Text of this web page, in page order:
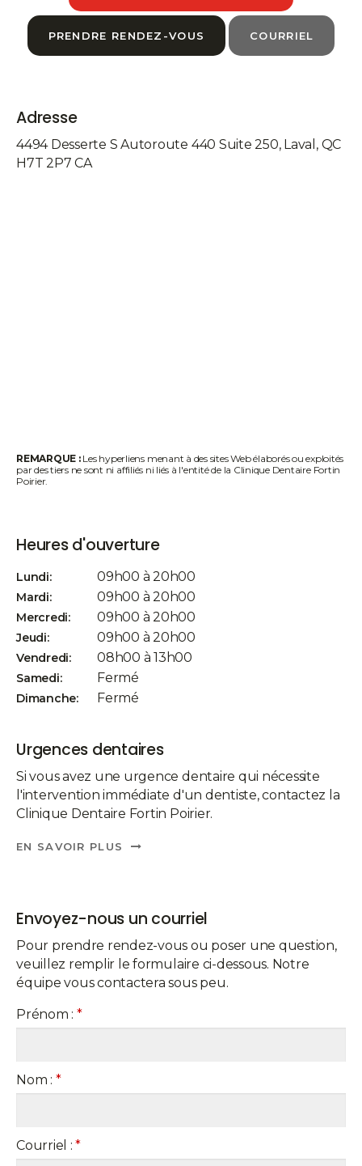
PRENDRE RENDEZ-VOUS COURRIEL
Adresse
4494 Desserte S Autoroute 440 Suite 250 Laval
QC
H7T 2P7 CA
REMARQUE :Les hyperliens menant à des sites Web élaborés ou exploités
par des tiers ne sont ni affiliés ni liés à l'entité de la Clinique Dentaire Fortin
Poirier.
Heures d'ouverture
Lundi: 09h00 à 20h00
Mardi: 09h00 à 20h00
Mercredi: 09h00 à 20h00
Jeudi: 09h00 à 20h00
Vendredi: 08h00 à 13h00
Samedi: Fermé
Dimanche: Fermé
Urgences dentaires
Si vous avez une urgence dentaire qui nécessite
l'intervention immédiate d'un dentiste, contactez la
Clinique Dentaire Fortin Poirier.
EN SAVOIR PLUS
Envoyez-nous un courriel
Pour prendre rendez-vous ou poser une question,
veuillez remplir le formulaire ci-dessous. Notre
équipe vous contactera sous peu.
Prénom : *
Nom : *
Courriel :*